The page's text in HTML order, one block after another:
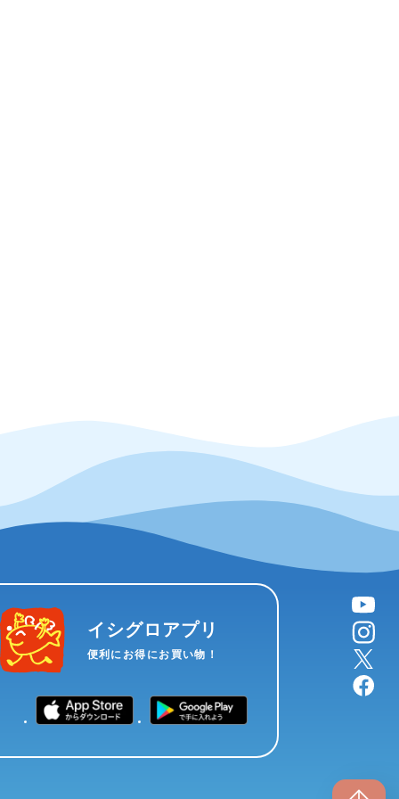
イシグロアプリ
便利にお得にお買い物！
YouTube
instagram
X
facebook